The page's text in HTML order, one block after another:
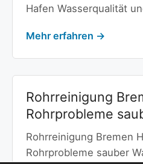
Hafen Wasserqualität
Mehr erfahren →
Rohrreinigung
Rohrprobleme
Rohrreinigung Bremen
Rohrprobleme sauber